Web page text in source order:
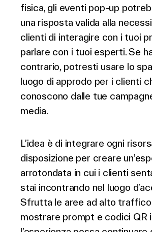
fisica, gli eventi pop-up
una risposta valida alla
clienti di interagire con i tuoi
parlare con i tuoi esperti. Se
contrario, potresti usare lo
luogo di approdo per i clienti
conoscono dalle tue
media.
L’idea è di integrare ogni
disposizione per creare
arrotondata in cui i clienti
stai incontrando nel luogo
Sfrutta le aree ad alto
mostrare prompt e codici QR